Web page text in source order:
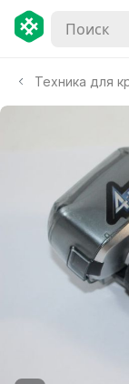
Техника для